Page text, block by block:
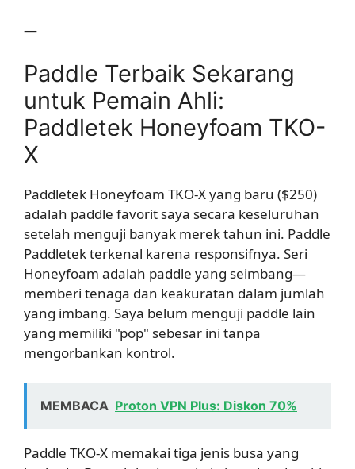
—
Paddle Terbaik Sekarang
untuk Pemain Ahli:
Paddletek Honeyfoam TKO-
X
Paddletek Honeyfoam TKO-X yang baru ($250)
adalah paddle favorit saya secara keseluruhan
setelah menguji banyak merek tahun ini. Paddle
Paddletek terkenal karena responsifnya. Seri
Honeyfoam adalah paddle yang seimbang—
memberi tenaga dan keakuratan dalam jumlah
yang imbang. Saya belum menguji paddle lain
yang memiliki "pop" sebesar ini tanpa
mengorbankan kontrol.
MEMBACA Proton VPN Plus: Diskon 70%
Paddle TKO-X memakai tiga jenis busa yang